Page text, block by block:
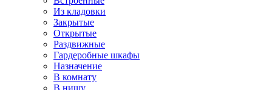
Из кладовки
Закрытые
Открытые
Раздвижные
Гардеробные шкафы
Назначение
В комнату
В нишу